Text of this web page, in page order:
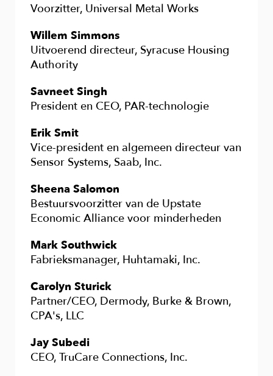
Voorzitter, Universal Metal Works
Willem Simmons
Uitvoerend directeur, Syracuse Housing
Authority
Savneet Singh
President en CEO, PAR-technologie
Erik Smit
Vice-president en algemeen directeur van
Sensor Systems, Saab, Inc.
Sheena Salomon
Bestuursvoorzitter van de Upstate
Economic Alliance voor minderheden
Mark Southwick
Fabrieksmanager, Huhtamaki, Inc.
Carolyn Sturick
Partner/CEO, Dermody, Burke & Brown,
CPA's, LLC
Jay Subedi
CEO, TruCare Connections, Inc.